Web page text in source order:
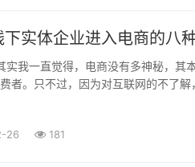
下实体企业进入电商的八
实我一直觉得，电商没有多神秘，其
者。只不过，因为对互联网的不了
26 181